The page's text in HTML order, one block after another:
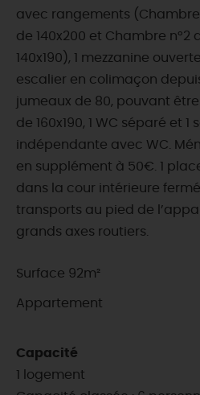
avec rangements (Chambre
de 140x200 et Chambre n°2
140x190), 1 mezzanine
escalier en colimaçon
jumeaux de 80, pouvant
de 160x190, 1 WC séparé et 1
indépendante avec WC.
en supplément à 50€. 1
dans la cour intérieure
transports au pied de
grands axes routiers.
Surface 92m²
Appartement
Capacité
1 logement